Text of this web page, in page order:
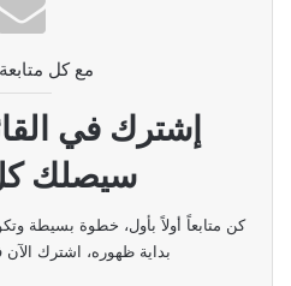
مع كل
إشترك في
سيصلك
كن متابعاً أولاً بأول، خطوة بسيطة
بداية ظهوره، اشترك الآن